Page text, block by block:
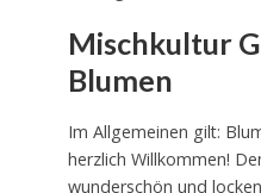
Mischkultur
Blumen
Im Allgemeinen gilt:
herzlich Willkommen!
wunderschön und